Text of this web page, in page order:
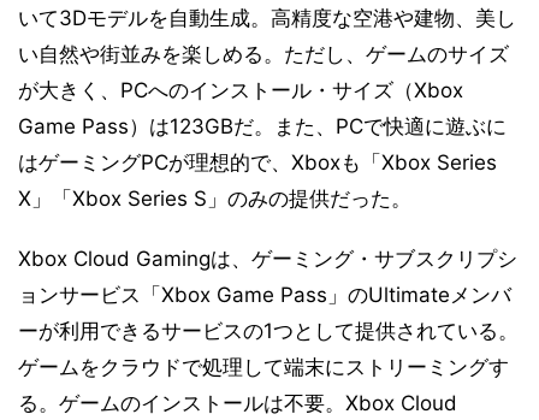
いて3Dモデルを自動生成。高精度な空港や建物、美し
い自然や街並みを楽しめる。ただし、ゲームのサイズ
が大きく、PCへのインストール・サイズ（Xbox
Game Pass）は123GBだ。また、PCで快適に遊ぶに
はゲーミングPCが理想的で、Xboxも「Xbox Series
X」「Xbox Series S」のみの提供だった。
Xbox Cloud Gamingは、ゲーミング・サブスクリプシ
ョンサービス「Xbox Game Pass」のUltimateメンバ
ーが利用できるサービスの1つとして提供されている。
ゲームをクラウドで処理して端末にストリーミングす
る。ゲームのインストールは不要。Xbox Cloud